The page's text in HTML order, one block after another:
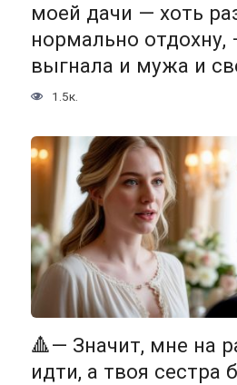
моей дачи — хоть
нормально отдохну,
выгнала и мужа и
1.5к.
🔺— Значит, мне на
идти, а твоя сестра